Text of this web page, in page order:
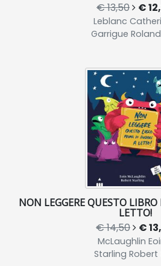
€ 13,50 €
Leblanc
Garrigue
NON LEGGERE QUESTO
LETTO!
€ 14,50 €
McLaughlin
Starling Robert